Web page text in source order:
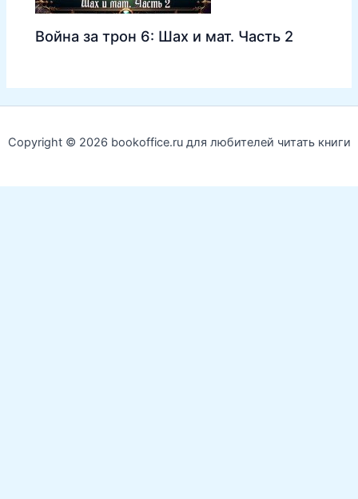
Война за трон 6: Шах и мат. Часть 2
Copyright © 2026 bookoffice.ru для любителей читать книги